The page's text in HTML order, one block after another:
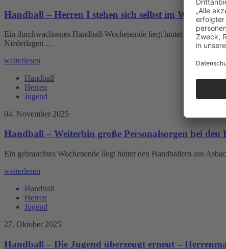
Handball – Herren I stehen sich selbst im Weg
Ein durchwachsenes Handball-Wochenende liegt hinter den
Niederlagen …
weiterlesen
Handball
Herren
Jugend
04. November 2025
Handball – Weiterhin große Personalsorgen bei den
Ein gebrauchtes Wochenende liegt hinter den Handballern aus
weiterlesen
Handball
Herren
Jugend
27. Oktober 2025
Handball – Die Jugend überzeugt erneut –